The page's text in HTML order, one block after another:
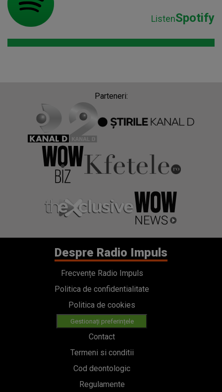
ListenSpotify
Parteneri:
Despre Radio Impuls
Frecvențe Radio Impuls
Politica de confidentialitate
Politica de cookies
Gestionați preferințele
Contact
Termeni si conditii
Cod deontologic
Regulamente